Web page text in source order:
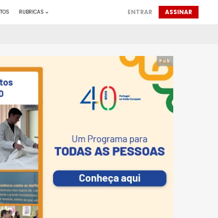
RUBRICAS ENTRAR ASSINAR
Pub